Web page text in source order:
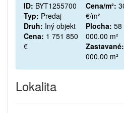
ID: BYT1255700
Typ: Predaj
Druh: Iný objekt
Cena:
€
Cena/m²:
€/m²
Plocha:
000.00 m²
Zastavané:
000.00 m²
Lokalita